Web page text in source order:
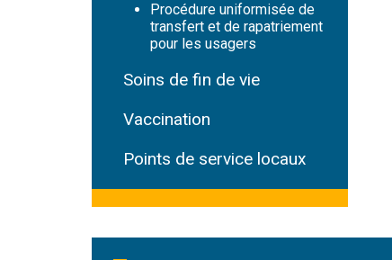
Procédure uniformisée de
transfert et de rapatriement
pour les usagers
Soins de fin de vie
Vaccination
Points de service locaux